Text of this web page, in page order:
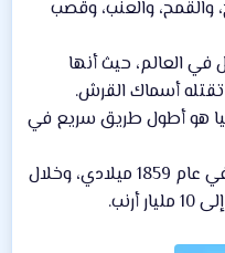
والقمح، والعنب، وقصب
في العالم، حيث أنها
أسماك القرش.
رقم 1 في أستراليا هو أطول طريق سريع في
12-تم إطلاق 24 أرنب في أستراليا في عام 1859 ميلادي، وخلال